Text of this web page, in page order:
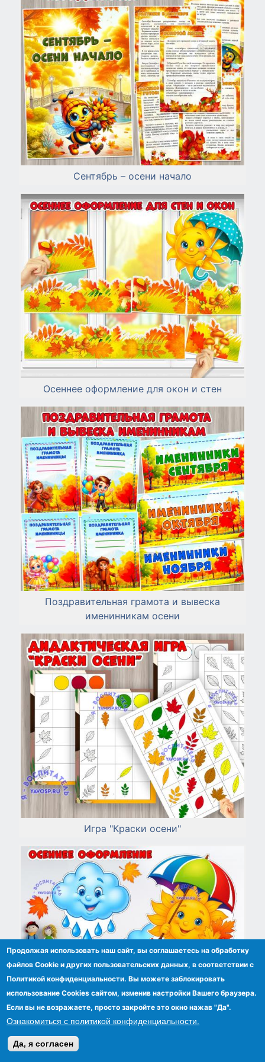
Сентябрь – осени начало
Осеннее оформление для окон и стен
Поздравительная грамота и вывеска
именинникам осени
Игра "Краски осени"
Продолжая использовать наш сайт, вы соглашаетесь на обработку
файлов Сookie и других пользовательских данных, в соответствии с
Политикой конфиденциальности. Вы можете заблокировать
использование Cookies сайтом, изменив настройки Вашего браузера.
Если вы не возражаете, просто закройте это окно нажав "Да".
Ознакомиться с политикой конфиденциальности.
Да, я согласен